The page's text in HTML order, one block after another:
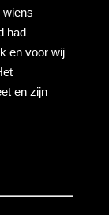
wiens
had
en voor wij
en zijn